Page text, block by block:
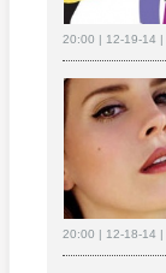
20:00 | 12-19-14 |
20:00 | 12-18-14 |